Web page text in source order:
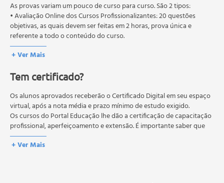
A Ética do Projeto
A Construção de um Projeto Direcionado a Hotelaria
Tipos de Projetos Turísticos
Projetos Turísticos Criados para Consumo em
Momentos de Ócio e Tempo Livre, Baseados na
Tematização Cultural
Macro Projetos de Regeneração Urbana, Baseados no
Patrimônio
Projetos de Dinamização Turístico-Cultural
Projetos de Desenvolvimento Local Baseados no
Patrimônio Cultural
Setores do Turismo em que se Podem Desenvolver
As provas variam um pouco de curso para curso. São 2 tipos:
• Avaliação Online dos Cursos Profissionalizantes: 20 questões
objetivas, as quais devem ser feitas em 2 horas, prova única e
referente a todo o conteúdo do curso.
• Avaliação Online dos Cursos Livres: 10 questões objetivas, as quais
devem ser feitas em 1 hora, prova única e referente a todo o
Os estudos, atividades e avaliações devem ser feitos dentro do
A média final deve ser igual ou superior a 60%para a conclusão e
recebimento do certificado digital do curso. Em caso de reprovação,
o aluno poderá realizar novamente a prova dentro do período do
curso quantas vezes desejar. Os cursos gratuitos não possuem nova
prova, atividades reflexivas e descritivas.
+ Ver Mais
Tem certificado?
Os alunos aprovados receberão o Certificado Digital em seu espaço
virtual, após a nota média e prazo mínimo de estudo exigido.
Os cursos do Portal Educação lhe dão a certificação de capacitação
profissional, aperfeiçoamento e extensão. É importante saber que
esses títulos não se equivalem às certificações de cursos técnicos ou
de formação escolar, e não dão o direito de assumir
+ Ver Mais